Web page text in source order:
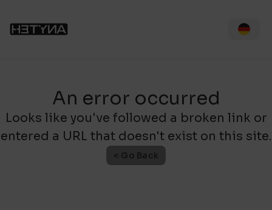
An error occurred
Looks like you've followed a broken link or
entered a URL that doesn't exist on this site.
< Go Back